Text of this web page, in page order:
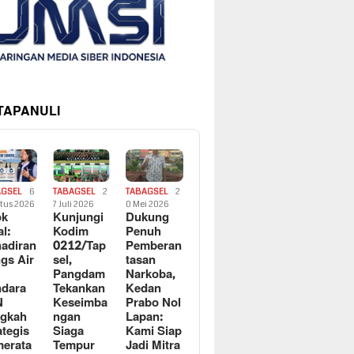
6
2026
Air
TABAGSEL
2
7 Juli 2026
Kunjungi
Kodim
0212/Tap
sel,
Pangdam
Tekankan
Keseimba
ngan
Siaga
Tempur
TABAGSEL
2
0 Mei 2026
Dukung
Penuh
Pemberan
tasan
Narkoba,
Kedan
Prabo Nol
Lapan:
Kami Siap
Jadi Mitra